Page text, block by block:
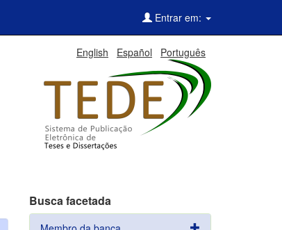
Entrar em:
English Español Português
Busca facetada